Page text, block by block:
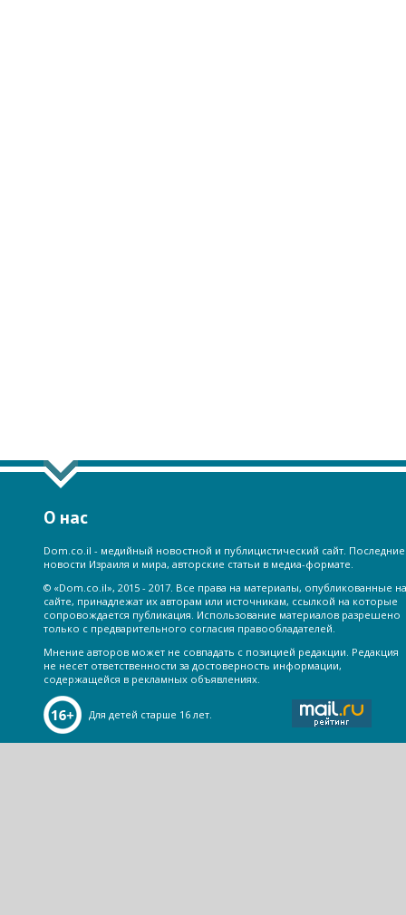
О нас
Dom.co.il - медийный новостной и публицистический сайт. Последние
новости Израиля и мира, авторские статьи в медиа-формате.
© «Dom.co.il», 2015 - 2017. Все права на материалы, опубликованные на
сайте, принадлежат их авторам или источникам, ссылкой на которые
сопровождается публикация. Использование материалов разрешено
только с предварительного согласия правообладателей.
Мнение авторов может не совпадать с позицией редакции. Редакция
не несет ответственности за достоверность информации,
содержащейся в рекламных объявлениях.
Для детей старше 16 лет.